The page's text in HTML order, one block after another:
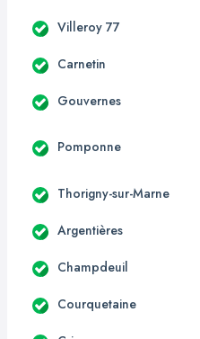
Villeroy 77
Carnetin
Gouvernes
Pomponne
Thorigny-sur-Marne
Argentières
Champdeuil
Courquetaine